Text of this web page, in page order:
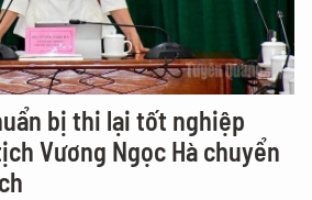
bị thi lại tốt nghiệp
Vương Ngọc Hà chuyển